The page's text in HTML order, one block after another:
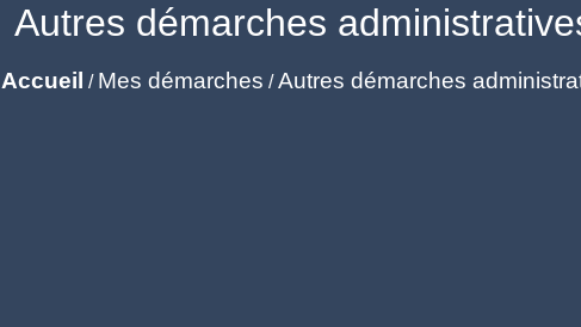
Autres démarches
Accueil / Mes démarches /Autres démarches